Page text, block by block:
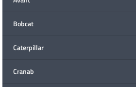
Bobcat
Caterpillar
Cranab